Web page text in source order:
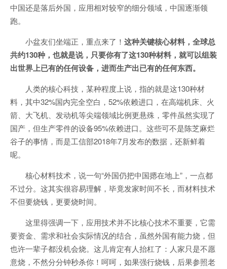
中国还是落后外国，应用相对较窄的细分领域，中国逐渐领
跑。
小盆友们坐端正，重点来了！ 这种关键核心材料，全球总
共约130种，也就是说，只要你有了这130种材料，就可以组装
出世界上已有的任何设备，进而生产出已有的任何东西。
人类的核心科技，某种程度上说，指的就是这130种材
料，其中32%国内完全空白，52%依赖进口，在高端机床、火
箭、大飞机、发动机等尖端领域比例更悬殊，零件虽然实现了
国产，但生产零件的设备95%依赖进口。这些可不是陈芝麻烂
谷子的事情，而是工信部2018年7月发布的数据，还新鲜着
呢。
核心材料技术，说一句“外国仍把中国摁在地上”，一点都
不过分。这其实很容易理解，毕竟发家时间不长，而材料技术
不但要烧钱，更要烧时间。
这里得强调一下，应用技术并不比核心技术不重要，它需
要资金、需求和社会实际情况的结合，虽然外国有能力烧，但
也许一辈子都没机会烧。这儿肯定有人抬杠了：人家只是不愿
意烧，不然分分钟秒杀你！呵呵，如果强行烧钱，后果参照老